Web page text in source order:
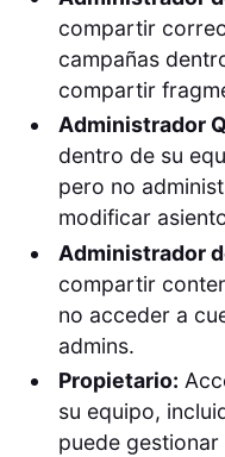
compartir
campañas
compartir
Administrador
dentro de su
pero no
modificar
Administrador
compartir
no acceder a
admins.
Propietario:
su equipo,
puede